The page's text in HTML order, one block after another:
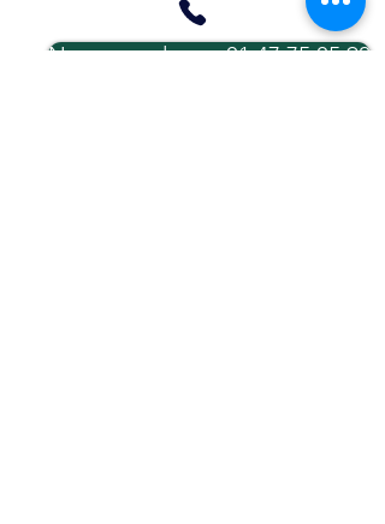
Nous appeler au 01 47 75 05 92